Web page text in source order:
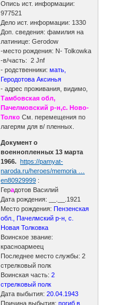
Опись ист. информации:
977521
Дело ист. информации: 1330
Доп. сведения: фамилия на
латинице: Gerodow
-место рождения: N- Tolkowka
-в/часть: 2 Jnf
- родственники:мать,
Геродотова Аксинья
- адрес проживания, видимо,
Тамбовская обл,
Пачелмовский р-н,с. Ново-
ТолкоСм. перемещения по
лагерям для в/ пленных.
Документ о
военнопленных 13 марта
1966. https://pamyat-
naroda.ru/heroes/memoria …
en80929999 :
Герадотов Василий
Дата рождения: __.__.1921
Место рождения:Пензенская
обл., Пачелмский р-н, с.
Новая Толковка
Воинское звание:
красноармеец
Последнее место службы: 2
стрелковый полк
Воинская часть:2
стрелковый полк
Дата выбытия:20.04.1943
Причина выбытия:погиб в